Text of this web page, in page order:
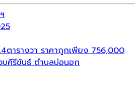
ตารางวา ราคาถูกเพียง 756,000
บคีรีขันธ์ ตำบลบ่อนอก